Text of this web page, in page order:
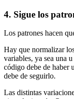
4. Sigue los
Los patrones hacen
Hay que normalizar
variables, ya sea una
código debe de haber
debe de seguirlo.
Las distintas